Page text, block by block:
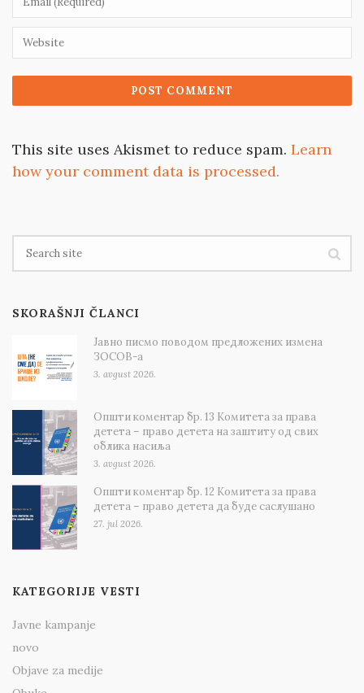
This site uses Akismet to reduce spam. Learn
how your comment data is processed.
SKORAŠNJI ČLANCI
Јавно писмо поводом предложених измена
ЗОСОВ-а
3. avgust 2026.
Општи коментар бр. 13 Комитета за права
детета – право детета на заштиту од свих
облика насиља
3. avgust 2026.
Општи коментар бр. 12 Комитета за права
детета – право детета да буде саслушано
27. jul 2026.
KATEGORIJE VESTI
Javne kampanje
novo
Objave za medije